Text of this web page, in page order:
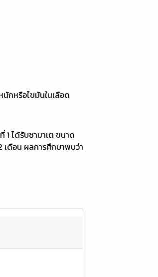
กหรือไขมันในเลือด
1 ได้รับชามาเต ขนาด
เดือน ผลการศึกษาพบว่า